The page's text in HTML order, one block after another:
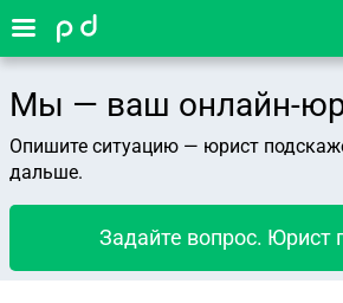
Мы — ваш онлайн-
Опишите ситуацию — юрист
дальше.
Задайте вопрос. Юрист